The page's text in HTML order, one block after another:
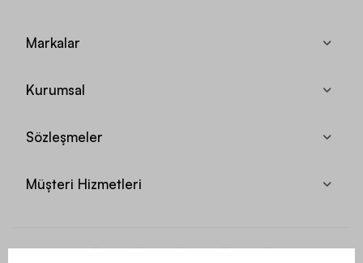
Markalar
Kurumsal
Sözleşmeler
Müşteri Hizmetleri